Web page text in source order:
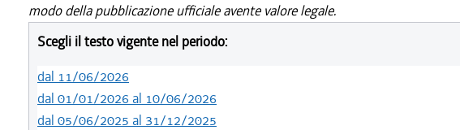
modo della pubblicazione ufficiale avente valore legale.
Scegli il testo vigente nel periodo:
dal 11/06/2026
dal 01/01/2026 al 10/06/2026
dal 05/06/2025 al 31/12/2025